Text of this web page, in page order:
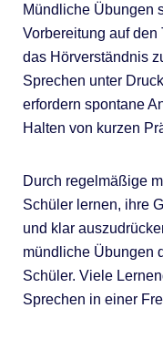
Mündliche Übungen
Vorbereitung auf den
das Hörverständnis
Sprechen unter
erfordern spontane
Halten von kurzen
Durch regelmäßige
Schüler lernen, ihre
und klar
mündliche Übungen
Schüler. Viele
Sprechen in einer